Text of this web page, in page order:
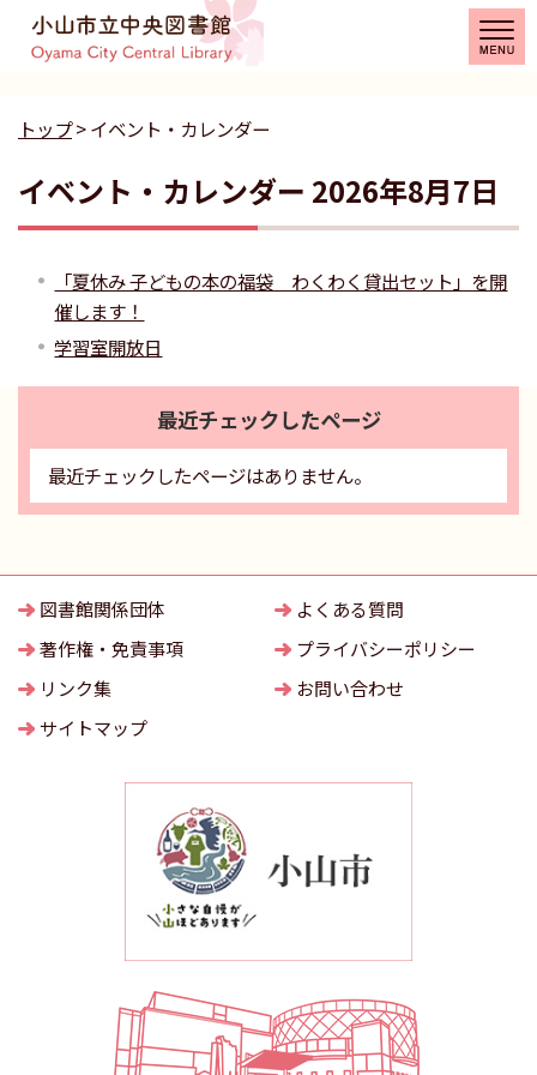
トップ> イベント・カレンダー
イベント・カレンダー 2026年8月7日
「夏休み 子どもの本の福袋 わくわく貸出セット」を開
催します！
学習室開放日
最近チェックしたページ
最近チェックしたページはありません。
図書館関係団体
よくある質問
著作権・免責事項
プライバシーポリシー
リンク集
お問い合わせ
サイトマップ